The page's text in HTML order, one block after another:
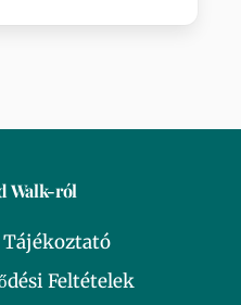
Walk-ról
Feltételek